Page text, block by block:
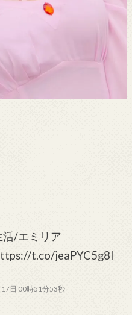
活/エミリア
t.co/jeaPYC5g8l
日 00時51分53秒